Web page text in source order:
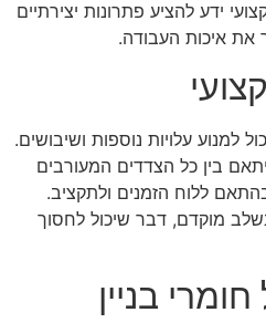
ידע להציע פתרונות יצירתיים
את איכות העבודה.
למנוע עלויות נוספות ושיבושים.
בין כל הצדדים המעורבים
ללוח הזמנים ולתקציב.
בשלב מוקדם, דבר שיכול לחסוך
בניין